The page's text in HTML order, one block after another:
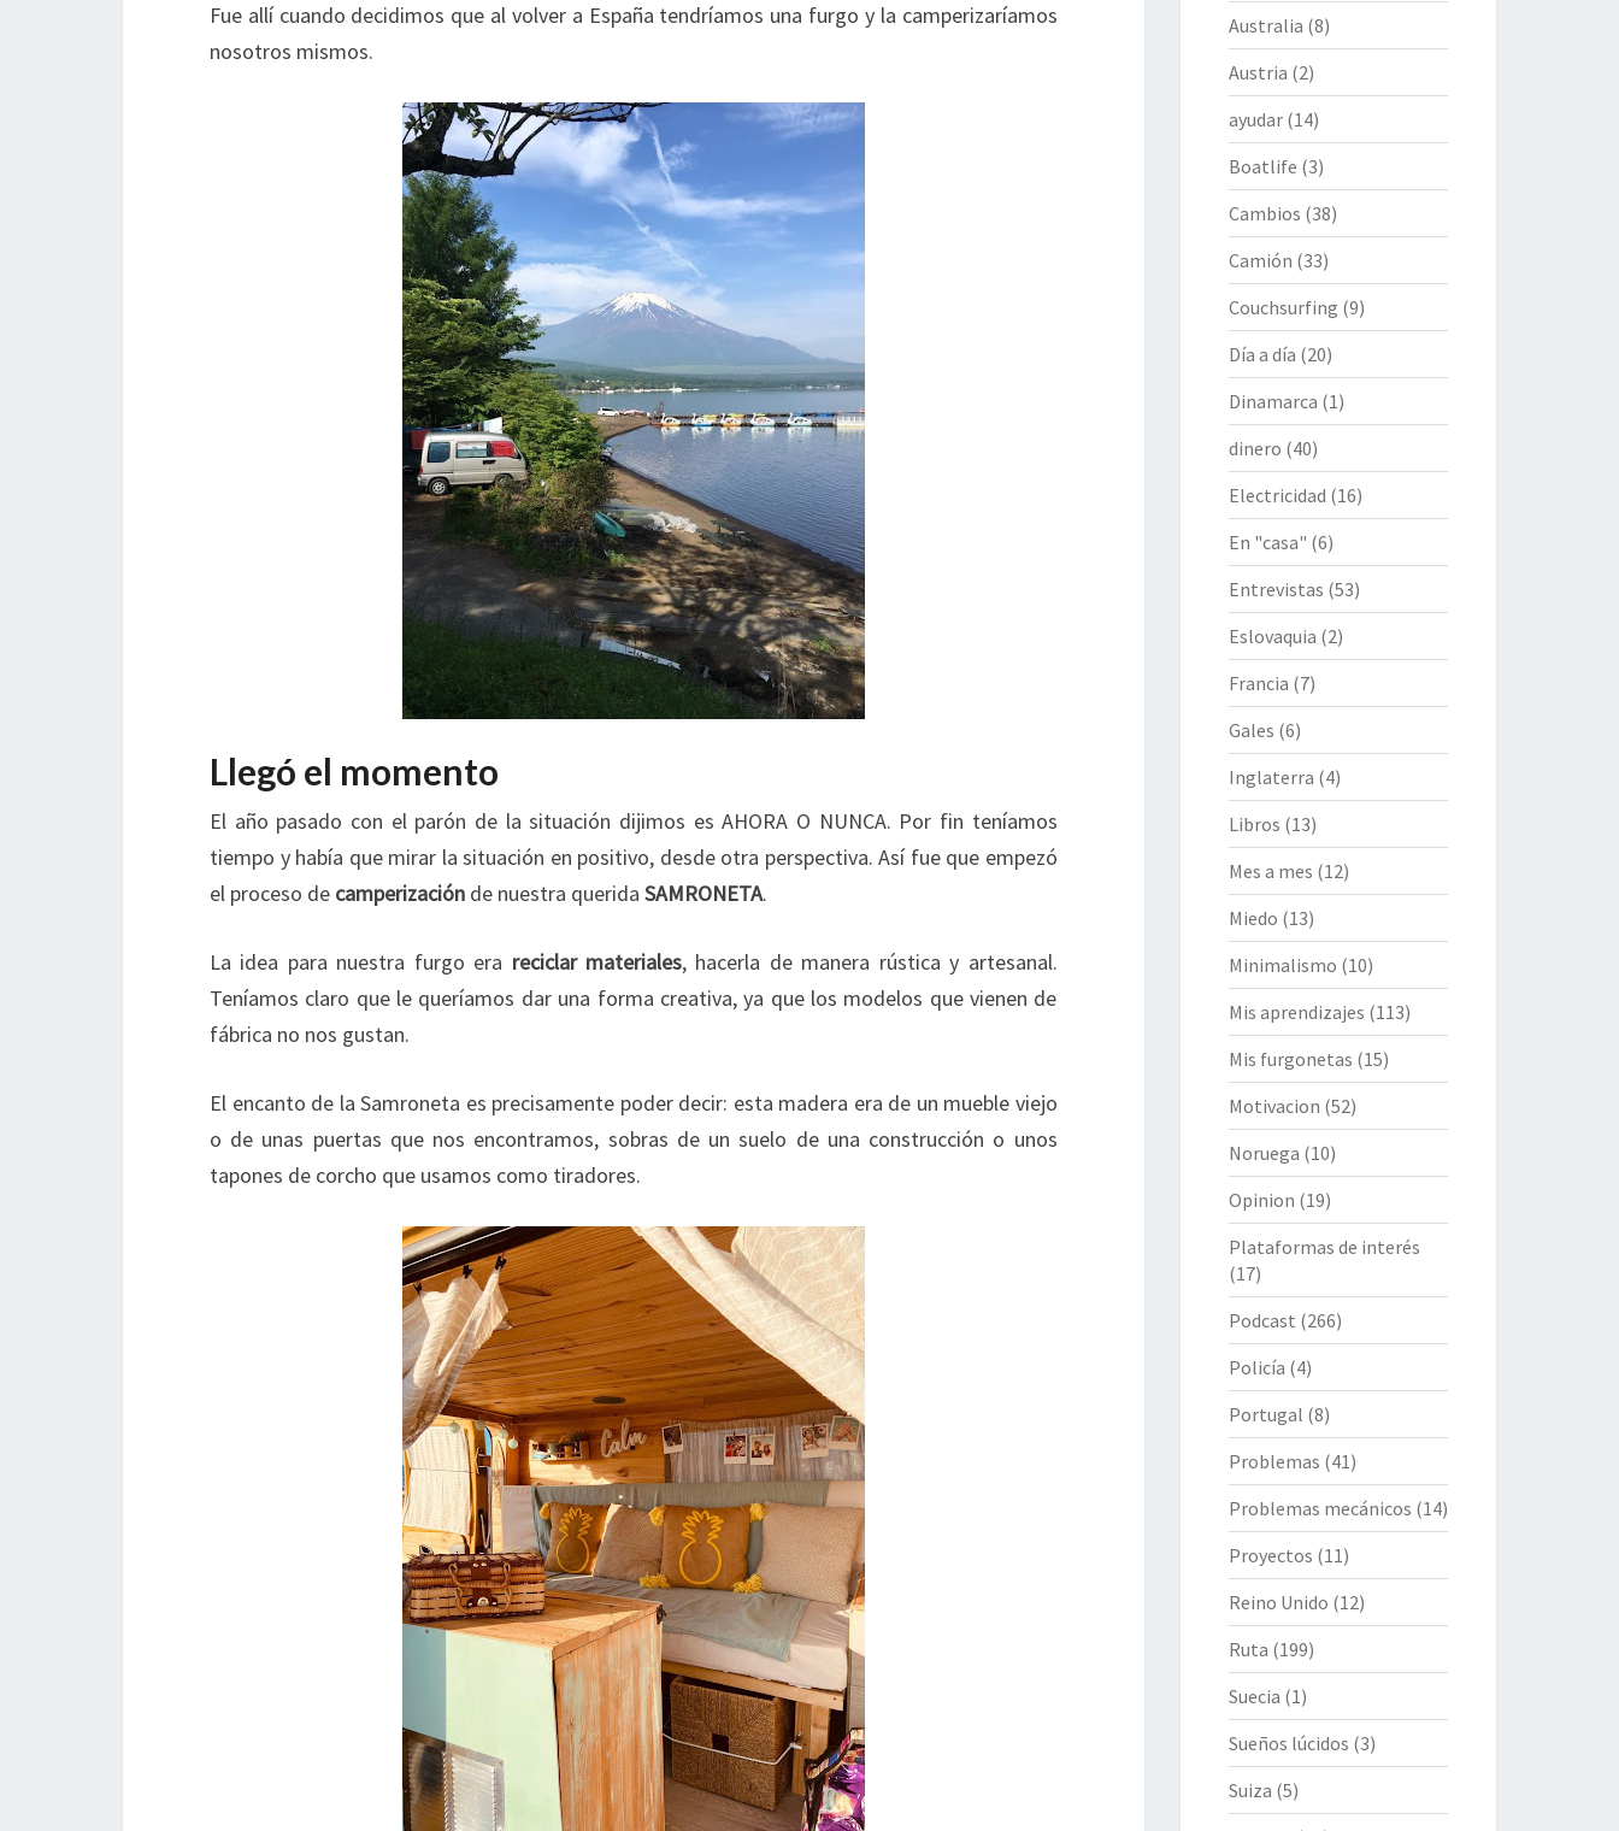
Fue allí cuando decidimos que al volver a España tendríamos una furgo y la camperizaríamos
nosotros mismos.
Llegó el momento
El año pasado con el parón de la situación dijimos es AHORA O NUNCA. Por fin teníamos
tiempo y había que mirar la situación en positivo, desde otra perspectiva. Así fue que empezó
el proceso de camperización de nuestra querida SAMRONETA.
La idea para nuestra furgo era reciclar materiales, hacerla de manera rústica y artesanal.
Teníamos claro que le queríamos dar una forma creativa, ya que los modelos que vienen de
fábrica no nos gustan.
El encanto de la Samroneta es precisamente poder decir: esta madera era de un mueble viejo
o de unas puertas que nos encontramos, sobras de un suelo de una construcción o unos
tapones de corcho que usamos como tiradores.
Australia (8)
Austria (2)
ayudar(14)
Boatlife (3)
Cambios (38)
Camión (33)
Couchsurfing (9)
Día a día (20)
Dinamarca (1)
dinero (40)
Electricidad (16)
En "casa" (6)
Entrevistas (53)
Eslovaquia (2)
Francia (7)
Gales (6)
Inglaterra (4)
Libros (13)
Mes a mes (12)
Miedo (13)
Minimalismo (10)
Mis aprendizajes (113)
Mis furgonetas (15)
Motivacion (52)
Noruega (10)
Opinion (19)
Plataformas de interés
(17)
Podcast (266)
Policía (4)
Portugal (8)
Problemas (41)
Problemas mecánicos (14)
Proyectos (11)
Reino Unido (12)
Ruta (199)
Suecia (1)
Sueños lúcidos (3)
Suiza (5)